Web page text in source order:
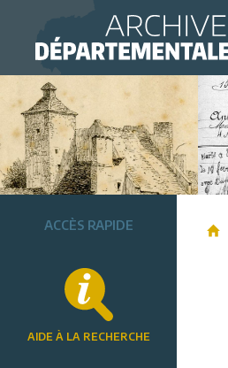
Archives de l'Allier
ACCÈS RAPIDE
AIDE À LA RECHERCHE